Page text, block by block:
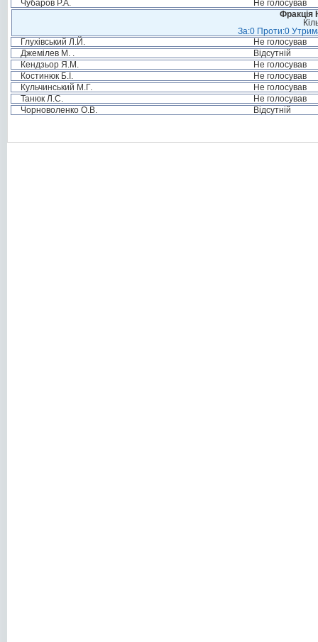
Чубаров Р.А.
Не голосував
Фракція
За:0 Проти:0
Глухівський Л.Й.
Не голосував
Джемілев М. .
Відсутній
Кендзьор Я.М.
Не голосував
Костинюк Б.І.
Не голосував
Кульчинський М.Г.
Не голосував
Танюк Л.С.
Не голосував
Чорноволенко О.В.
Відсутній